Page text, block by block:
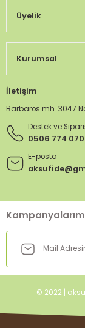
Üyelik
Kurumsal
İletişim
Barbaros mh. 3047
Destek ve
0506 774
E-posta
© 2022 |